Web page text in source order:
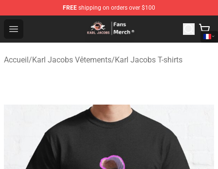
FREE shipping on orders over $100
Open menu
Karl Jacobs Store - Official Karl Jacobs Merchandise
Accueil/Karl Jacobs Vêtements/Karl Jacobs T-shirts